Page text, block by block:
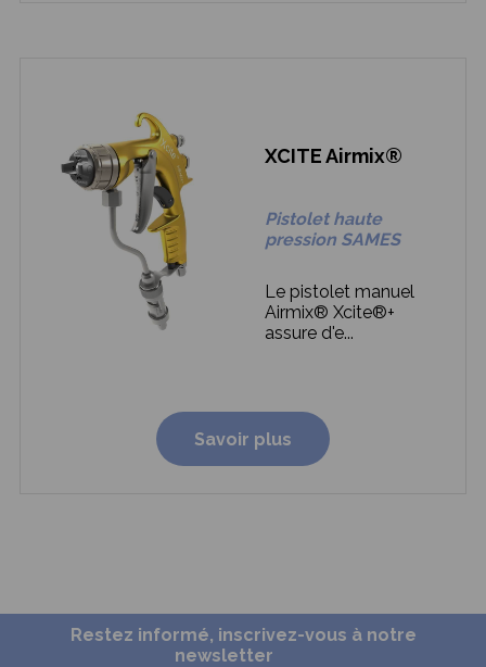
XCITE Airmix®
Pistolet haute
pression SAMES
Le pistolet manuel
Airmix® Xcite®+
assure d'e...
Savoir plus
Restez informé, inscrivez-vous à notre
newsletter